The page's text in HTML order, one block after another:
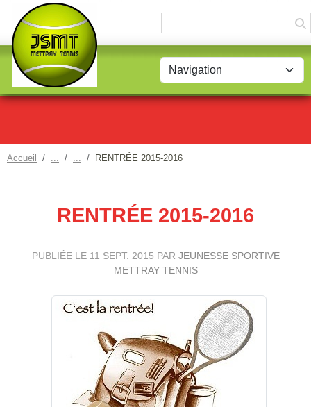
Accueil RENTRÉE 2015-2016
RENTRÉE 2015-2016
PUBLIÉE LE 11 SEPT. 2015 PAR JEUNESSE SPORTIVE
METTRAY TENNIS
Panneau de gestion des cookies